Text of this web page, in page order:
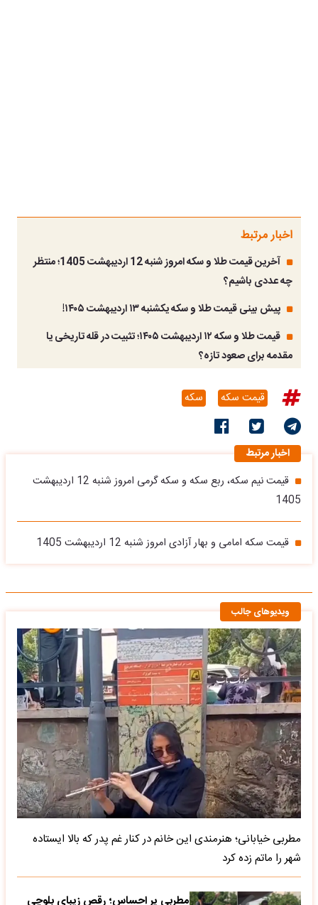
اخبار مرتبط
آخرین قیمت طلا و سکه امروز شنبه 12 اردیبهشت 1405؛ منتظر
چه عددی باشیم؟
پیش بینی قیمت طلا و سکه یکشنبه ۱۳ اردیبهشت ۱۴۰۵!
قیمت طلا و سکه ۱۲ اردیبهشت ۱۴۰۵؛ تثبیت در قله تاریخی یا
مقدمه برای صعود تازه؟
قیمت سکه سکه
اخبار مرتبط
قیمت نیم سکه، ربع سکه و سکه گرمی امروز شنبه 12 اردیبهشت
1405
قیمت سکه امامی و بهار آزادی امروز شنبه 12 اردیبهشت 1405
ویدیوهای جالب
مطربی خیابانی؛ هنرمندی این خانم در کنار غم پدر که بالا ایستاده
شهر را ماتم زده کرد
مطربی پر احساس؛ رقص زیبای بلوچی